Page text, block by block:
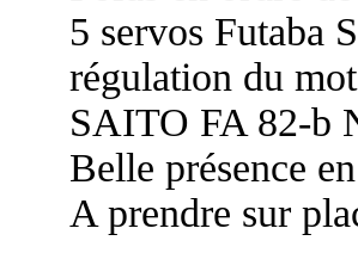
5 servos Futaba
régulation du
SAITO FA 82-b
Belle présence
A prendre sur